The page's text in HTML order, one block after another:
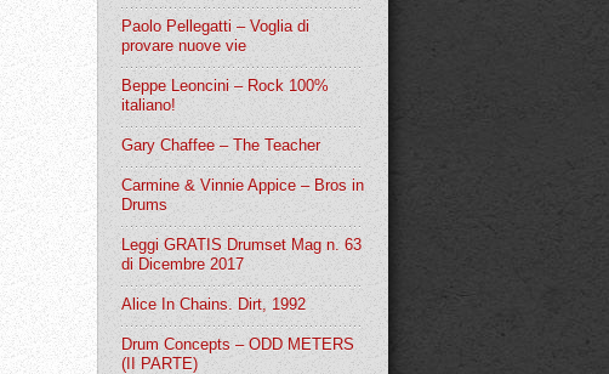
Paolo Pellegatti – Voglia di
provare nuove vie
Beppe Leoncini – Rock 100%
italiano!
Gary Chaffee – The Teacher
Carmine & Vinnie Appice – Bros in
Drums
Leggi GRATIS Drumset Mag n. 63
di Dicembre 2017
Alice In Chains. Dirt, 1992
Drum Concepts – ODD METERS
(II PARTE)